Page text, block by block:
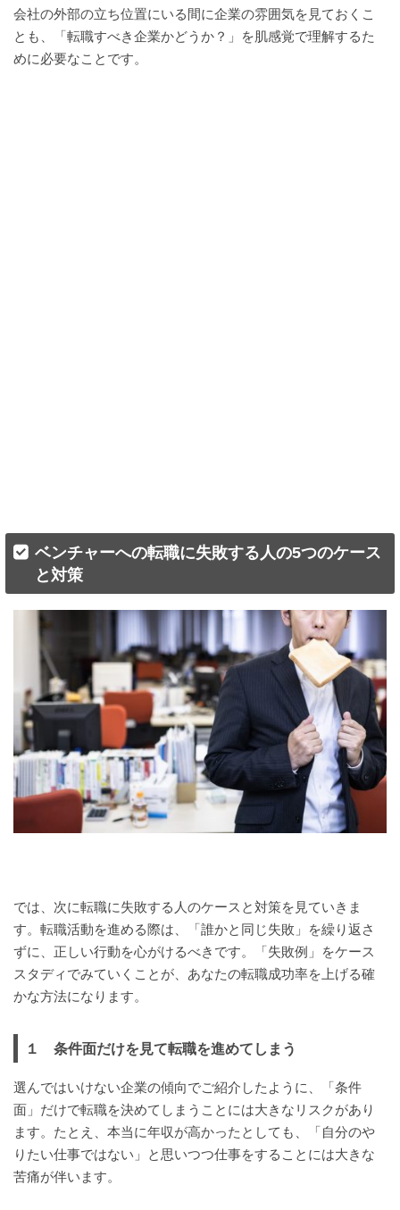
会社の外部の立ち位置にいる間に企業の雰囲気を見ておくこ
とも、「転職すべき企業かどうか？」を肌感覚で理解するた
めに必要なことです。
ベンチャーへの転職に失敗する人の5つのケース
と対策
では、次に転職に失敗する人のケースと対策を見ていきま
す。転職活動を進める際は、「誰かと同じ失敗」を繰り返さ
ずに、正しい行動を心がけるべきです。「失敗例」をケース
スタディでみていくことが、あなたの転職成功率を上げる確
かな方法になります。
１ 条件面だけを見て転職を進めてしまう
選んではいけない企業の傾向でご紹介したように、「条件
面」だけで転職を決めてしまうことには大きなリスクがあり
ます。たとえ、本当に年収が高かったとしても、「自分のや
りたい仕事ではない」と思いつつ仕事をすることには大きな
苦痛が伴います。